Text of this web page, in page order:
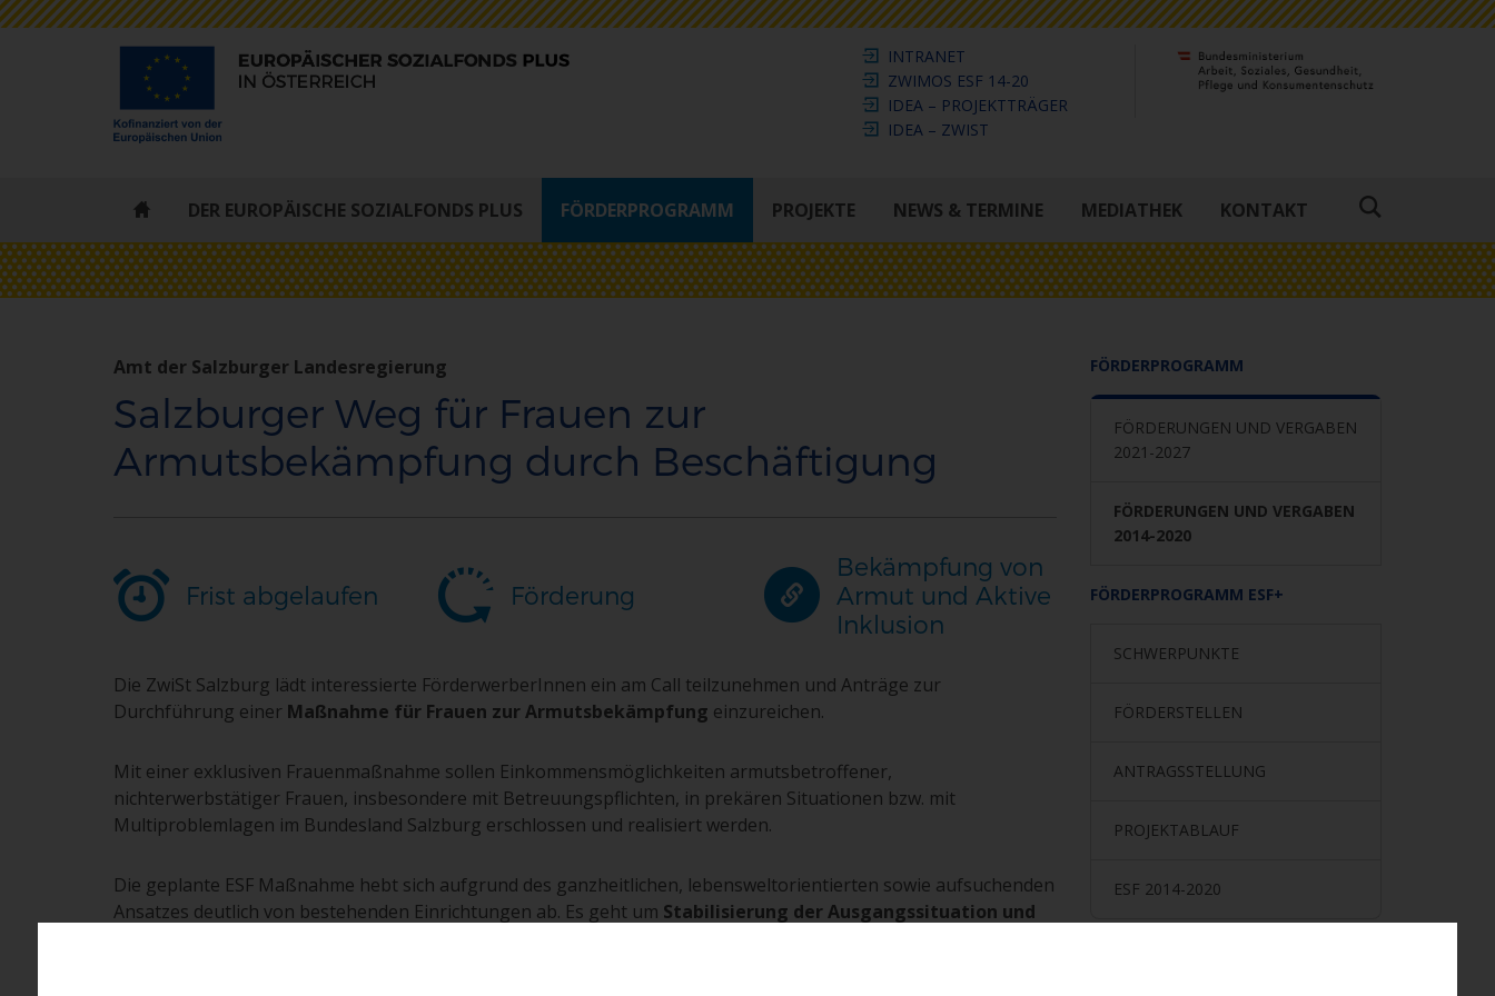
INTRANET
ZWIMOS ESF 14-20
IDEA – PROJEKTTRÄGER
IDEA – ZWIST
ESF
STARTSEITE
DER EUROPÄISCHE SOZIALFONDS PLUS FÖRDERPROGRAMM PROJEKTE NEWS & TERMINE MEDIATHEK KONTAKT
Suche
Amt der Salzburger Landesregierung
Salzburger Weg für Frauen zur
Armutsbekämpfung durch Beschäftigung
Frist abgelaufen Förderung
Bekämpfung von
Armut und Aktive
Inklusion
Die ZwiSt Salzburg lädt interessierte FörderwerberInnen ein am Call teilzunehmen und Anträge zur
Durchführung einer Maßnahme für Frauen zur Armutsbekämpfung einzureichen.
Mit einer exklusiven Frauenmaßnahme sollen Einkommensmöglichkeiten armutsbetroffener,
nichterwerbstätiger Frauen, insbesondere mit Betreuungspflichten, in prekären Situationen bzw. mit
Multiproblemlagen im Bundesland Salzburg erschlossen und realisiert werden.
Die geplante ESF Maßnahme hebt sich aufgrund des ganzheitlichen, lebensweltorientierten sowie aufsuchenden
Ansatzes deutlich von bestehenden Einrichtungen ab. Es geht um Stabilisierung der Ausgangssituation und
FÖRDERPROGRAMM
FÖRDERUNGEN UND VERGABEN
2021-2027
FÖRDERUNGEN UND VERGABEN
2014-2020
FÖRDERPROGRAMM ESF+
SCHWERPUNKTE
FÖRDERSTELLEN
ANTRAGSSTELLUNG
PROJEKTABLAUF
ESF 2014-2020